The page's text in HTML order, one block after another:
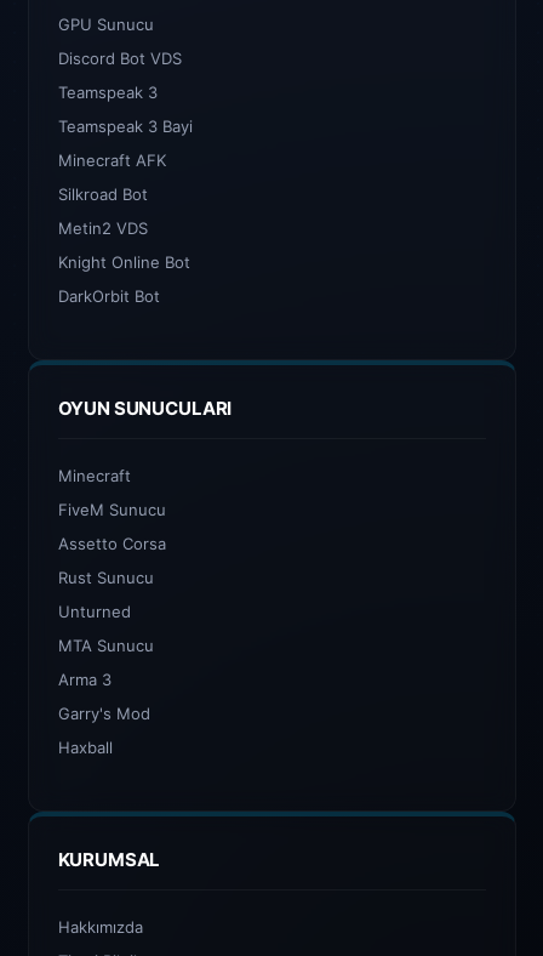
GPU Sunucu
Discord Bot VDS
Teamspeak 3
Teamspeak 3 Bayi
Minecraft AFK
Silkroad Bot
Metin2 VDS
Knight Online Bot
DarkOrbit Bot
OYUN SUNUCULARI
Minecraft
FiveM Sunucu
Assetto Corsa
Rust Sunucu
Unturned
MTA Sunucu
Arma 3
Garry's Mod
Haxball
KURUMSAL
Hakkımızda